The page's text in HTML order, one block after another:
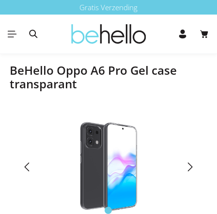
Ga naar de hoofdinhoudGratis Verzending
BeHello Oppo A6 Pro Gel case
transparant